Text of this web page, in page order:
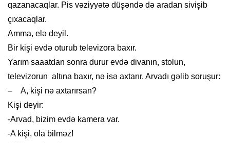
qazanacaqlar. Pis vəziyyətə düşəndə də aradan sivişib
çıxacaqlar.
Amma, elə deyil.
Bir kişi evdə oturub televizora baxır.
Yarım saaatdan sonra durur evdə divanın, stolun,
televizorun altına baxır, nə isə axtarır. Arvadı gəlib soruşur:
– A, kişi nə axtarırsan?
Kişi deyir:
-Arvad, bizim evdə kamera var.
-A kişi, ola bilməz!